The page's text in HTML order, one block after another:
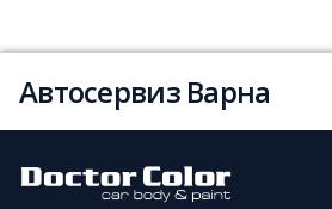
Автосервиз Варна